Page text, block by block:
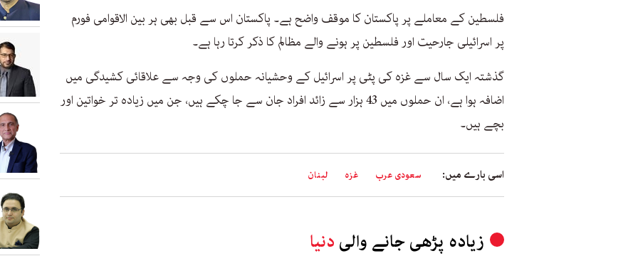
فلسطین کے معاملے پر پاکستان کا موقف واضح ہے۔ پاکستان اس سے قبل بھی ہر بین الاقوامی فورم
پر اسرائیلی جارحیت اور فلسطین پر ہونے والے مظالم کا ذکر کرتا رہا ہے۔
گذشتہ ایک سال سے غزہ کی پٹی پر اسرائیل کے وحشیانہ حملوں کی وجہ سے علاقائی کشیدگی میں
اضافہ ہوا ہے، ان حملوں میں 43 ہزار سے زائد افراد جان سے جا چکے ہیں، جن میں زیادہ تر خواتین اور
بچے ہیں۔
اسی بارے میں: سعودی عرب غزہ لبنان
زیادہ پڑھی جانے والی دنیا